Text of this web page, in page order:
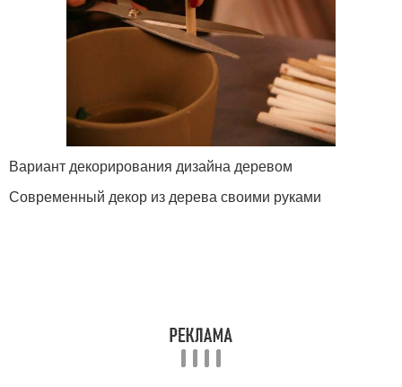
Вариант декорирования дизайна деревом
Современный декор из дерева своими руками